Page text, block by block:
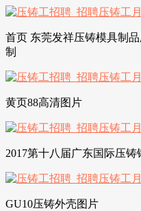
首页 东莞发祥压铸模具制
制
黄页88高清图片
2017第十八届广东国际压
GU10压铸外壳图片